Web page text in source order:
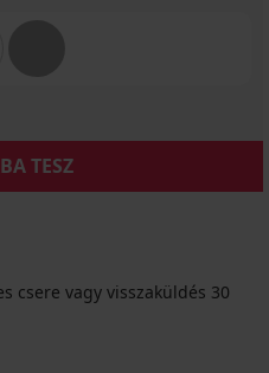
TESZ
csere vagy visszaküldés 30